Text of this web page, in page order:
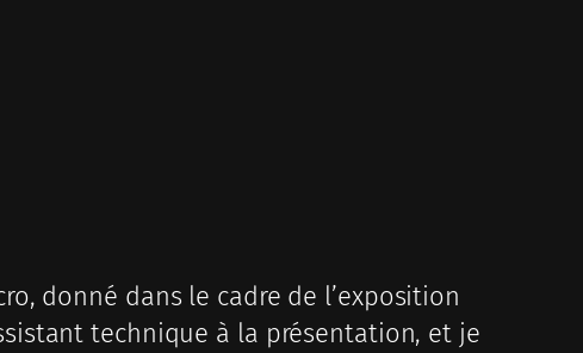
donné dans le cadre de l’exposition
technique à la présentation, et je